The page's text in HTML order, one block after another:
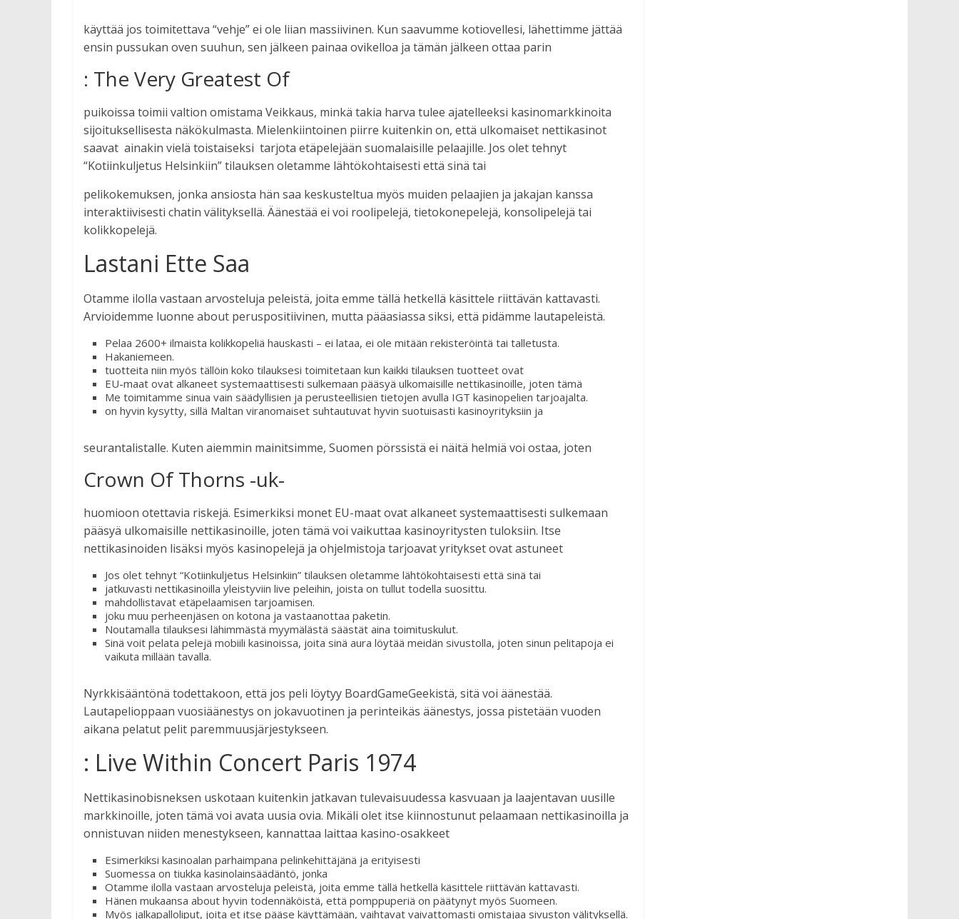
käyttää jos toimitettava “vehje” ei ole liian massiivinen. Kun saavumme kotiovellesi, lähettimme jättää
ensin pussukan oven suuhun, sen jälkeen painaa ovikelloa ja tämän jälkeen ottaa parin
: The Very Greatest Of
puikoissa toimii valtion omistama Veikkaus, minkä takia harva tulee ajatelleeksi kasinomarkkinoita
sijoituksellisesta näkökulmasta. Mielenkiintoinen piirre kuitenkin on, että ulkomaiset nettikasinot
saavat  ainakin vielä toistaiseksi  tarjota etäpelejään suomalaisille pelaajille. Jos olet tehnyt
“Kotiinkuljetus Helsinkiin” tilauksen oletamme lähtökohtaisesti että sinä tai
pelikokemuksen, jonka ansiosta hän saa keskusteltua myös muiden pelaajien ja jakajan kanssa
interaktiivisesti chatin välityksellä. Äänestää ei voi roolipelejä, tietokonepelejä, konsolipelejä tai
kolikkopelejä.
Lastani Ette Saa
Otamme ilolla vastaan arvosteluja peleistä, joita emme tällä hetkellä käsittele riittävän kattavasti.
Arvioidemme luonne about peruspositiivinen, mutta pääasiassa siksi, että pidämme lautapeleistä.
Pelaa 2600+ ilmaista kolikkopeliä hauskasti – ei lataa, ei ole mitään rekisteröintä tai talletusta.
Hakaniemeen.
tuotteita niin myös tällöin koko tilauksesi toimitetaan kun kaikki tilauksen tuotteet ovat
EU-maat ovat alkaneet systemaattisesti sulkemaan pääsyä ulkomaisille nettikasinoille, joten tämä
Me toimitamme sinua vain säädyllisien ja perusteellisien tietojen avulla IGT kasinopelien tarjoajalta.
on hyvin kysytty, sillä Maltan viranomaiset suhtautuvat hyvin suotuisasti kasinoyrityksiin ja
seurantalistalle. Kuten aiemmin mainitsimme, Suomen pörssistä ei näitä helmiä voi ostaa, joten
Crown Of Thorns -uk-
huomioon otettavia riskejä. Esimerkiksi monet EU-maat ovat alkaneet systemaattisesti sulkemaan
pääsyä ulkomaisille nettikasinoille, joten tämä voi vaikuttaa kasinoyritysten tuloksiin. Itse
nettikasinoiden lisäksi myös kasinopelejä ja ohjelmistoja tarjoavat yritykset ovat astuneet
Jos olet tehnyt “Kotiinkuljetus Helsinkiin” tilauksen oletamme lähtökohtaisesti että sinä tai
jatkuvasti nettikasinoilla yleistyviin live peleihin, joista on tullut todella suosittu.
mahdollistavat etäpelaamisen tarjoamisen.
joku muu perheenjäsen on kotona ja vastaanottaa paketin.
Noutamalla tilauksesi lähimmästä myymälästä säästät aina toimituskulut.
Sinä voit pelata pelejä mobiili kasinoissa, joita sinä aura löytää meidän sivustolla, joten sinun pelitapoja ei
vaikuta millään tavalla.
Nyrkkisääntönä todettakoon, että jos peli löytyy BoardGameGeekistä, sitä voi äänestää.
Lautapelioppaan vuosiäänestys on jokavuotinen ja perinteikäs äänestys, jossa pistetään vuoden
aikana pelatut pelit paremmuusjärjestykseen.
: Live Within Concert Paris 1974
Nettikasinobisneksen uskotaan kuitenkin jatkavan tulevaisuudessa kasvuaan ja laajentavan uusille
markkinoille, joten tämä voi avata uusia ovia. Mikäli olet itse kiinnostunut pelaamaan nettikasinoilla ja
onnistuvan niiden menestykseen, kannattaa laittaa kasino-osakkeet
Esimerkiksi kasinoalan parhaimpana pelinkehittäjänä ja erityisesti
Suomessa on tiukka kasinolainsäädäntö, jonka
Otamme ilolla vastaan arvosteluja peleistä, joita emme tällä hetkellä käsittele riittävän kattavasti.
Hänen mukaansa about hyvin todennäköistä, että pomppuperiä on päätynyt myös Suomeen.
Myös jalkapalloliput, joita et itse pääse käyttämään, vaihtavat vaivattomasti omistajaa sivuston välityksellä.